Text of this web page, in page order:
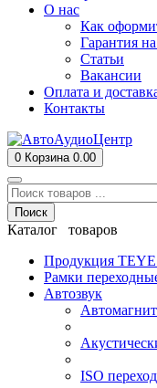
О нас
Как
Гарантия
Статьи
Вакансии
Оплата и
Контакты
0 Корзина 0.00
Поиск
Каталог товаров
Продукция
Рамки
Автозвук
ISO